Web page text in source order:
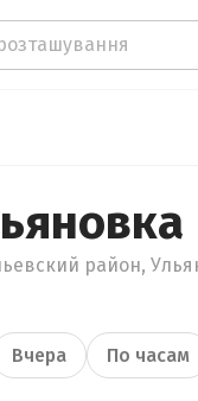
район,
Вчера По часам